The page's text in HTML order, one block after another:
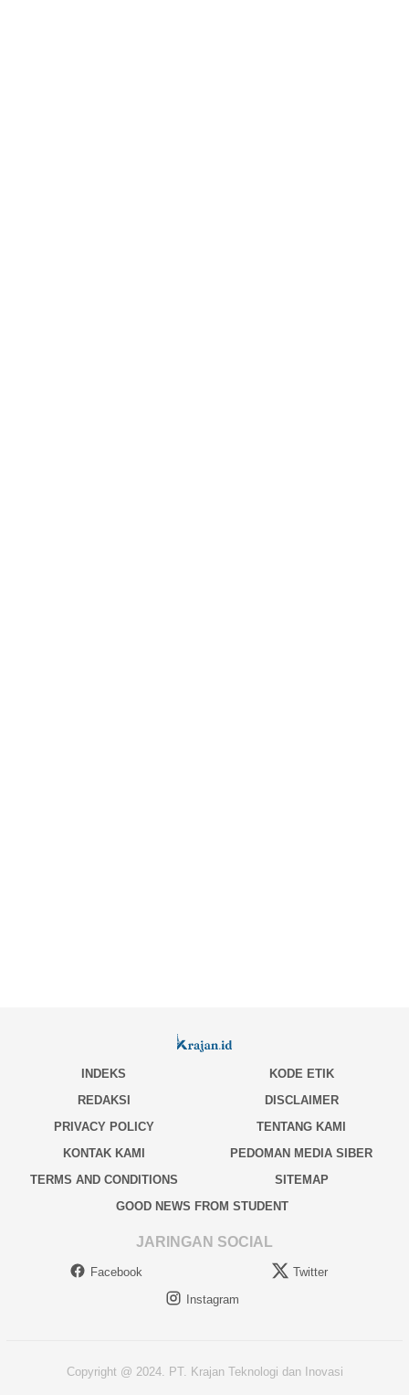
INDEKS
KODE ETIK
REDAKSI
DISCLAIMER
PRIVACY POLICY
TENTANG KAMI
KONTAK KAMI
PEDOMAN MEDIA SIBER
TERMS AND CONDITIONS
SITEMAP
GOOD NEWS FROM STUDENT
JARINGAN SOCIAL
Facebook
Twitter
Instagram
Copyright @ 2024. PT. Krajan Teknologi dan Inovasi